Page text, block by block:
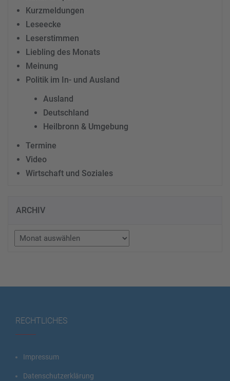
Kurzmeldungen
Leseecke
Leserstimmen
Liebling des Monats
Meinung
Politik im In- und Ausland
Ausland
Deutschland
Heilbronn & Umgebung
Termine
Video
Wirtschaft und Soziales
ARCHIV
Archiv
RECHTLICHES
Impressum
Datenschutzerklärung